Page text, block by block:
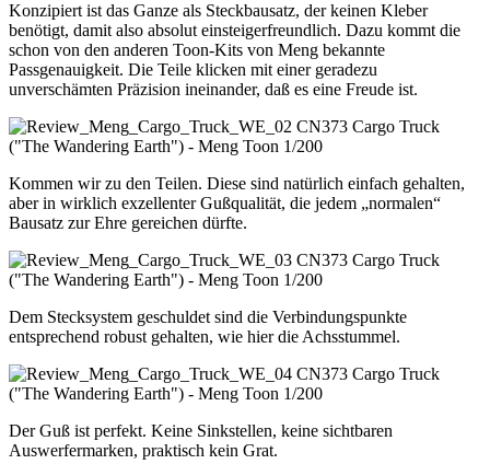
Konzipiert ist das Ganze als Steckbausatz, der keinen Kleber
benötigt, damit also absolut einsteigerfreundlich. Dazu kommt die
schon von den anderen Toon-Kits von Meng bekannte
Passgenauigkeit. Die Teile klicken mit einer geradezu
unverschämten Präzision ineinander, daß es eine Freude ist.
Kommen wir zu den Teilen. Diese sind natürlich einfach gehalten,
aber in wirklich exzellenter Gußqualität, die jedem „normalen“
Bausatz zur Ehre gereichen dürfte.
Dem Stecksystem geschuldet sind die Verbindungspunkte
entsprechend robust gehalten, wie hier die Achsstummel.
Der Guß ist perfekt. Keine Sinkstellen, keine sichtbaren
Auswerfermarken, praktisch kein Grat.